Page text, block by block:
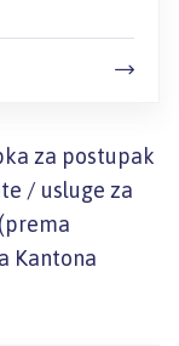
za postupak
/ usluge za
Kantona